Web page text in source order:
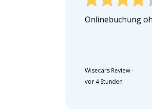
Onlinebuchung
Wisecars Review-
vor 4 Stunden